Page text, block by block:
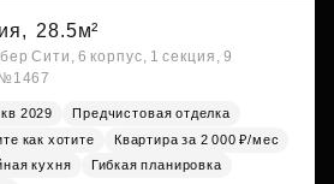
28.5м²
Сити, 6 корпус, 1 секция, 9
2029
Предчистовая отделка
как хотите
Квартира за 2 000 ₽/мес
кухня
Гибкая планировка